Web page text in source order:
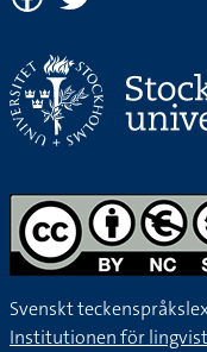
Svenskt
Institutionen för